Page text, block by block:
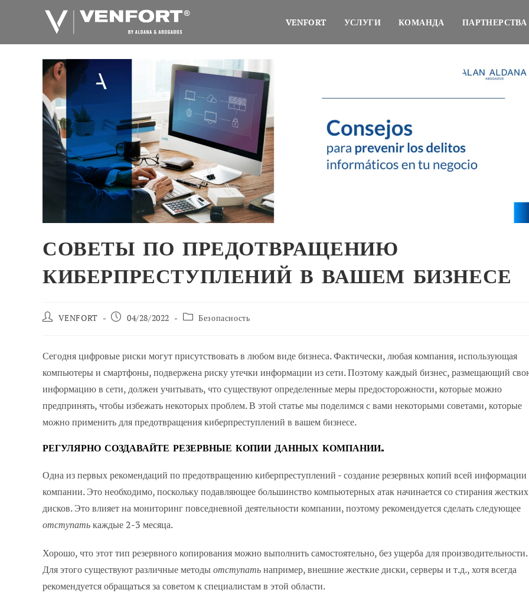
VENFORT УСЛУГИ КОМАНДА ПАРТНЕРСТВА
СОВЕТЫ ПО ПРЕДОТВРАЩЕНИЮ
КИБЕРПРЕСТУПЛЕНИЙ В ВАШЕМ БИЗНЕСЕ
АвторVENFORT
Сообщение
04/28/2022
Категория
Безопасность
Сегодня цифровые риски могут присутствовать в любом виде бизнеса. Фактически, любая компания, использующая
компьютеры и смартфоны, подвержена риску утечки информации из сети. Поэтому каждый бизнес, размещающий
информацию в сети, должен учитывать, что существуют определенные меры предосторожности, которые можно
предпринять, чтобы избежать некоторых проблем. В этой статье мы поделимся с вами некоторыми советами, которые
можно применить для предотвращения киберпреступлений в вашем бизнесе.
РЕГУЛЯРНО СОЗДАВАЙТЕ РЕЗЕРВНЫЕ КОПИИ ДАННЫХ КОМПАНИИ.
Одна из первых рекомендаций по предотвращению киберпреступлений - создание резервных копий всей информации
компании. Это необходимо, поскольку подавляющее большинство компьютерных атак начинается со стирания жестких
дисков. Это влияет на мониторинг повседневной деятельности компании, поэтому рекомендуется сделать следующее
отступатькаждые 2-3 месяца.
Хорошо, что этот тип резервного копирования можно выполнить самостоятельно, без ущерба для производительности.
Для этого существуют различные методыотступатьнапример, внешние жесткие диски, серверы и т.д., хотя всегда
рекомендуется обращаться за советом к специалистам в этой области.